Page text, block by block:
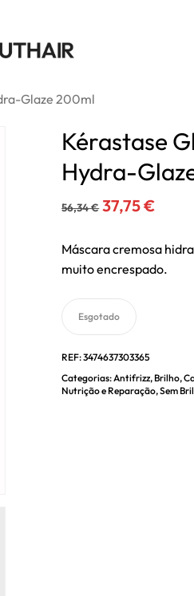
Glaze 200ml
Kérastase
Hydra-
56,34€ O
original
era:
56,34 €.
37,75€O
atual
é:
Máscara cremosa
muito encrespado.
Esgotado
REF:3474637303365
Categorias:Antifrizz,Brilho,
Nutrição e Reparação,Sem
Seja o primeiro a avaliar
Glaze 200ml”
Tem deiniciar sessão